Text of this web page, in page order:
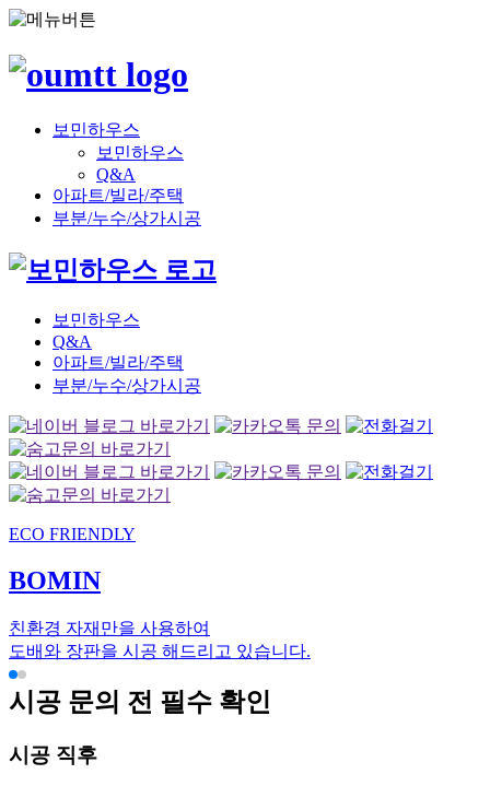
보민하우스
보민하우스
Q&A
아파트/빌라/주택
부분/누수/상가시공
보민하우스
Q&A
아파트/빌라/주택
부분/누수/상가시공
ECO FRIENDLY
BOMIN
친환경 자재만을 사용하여
도배와 장판을 시공 해드리고 있습니다.
시공 문의 전 필수 확인
시공 직후